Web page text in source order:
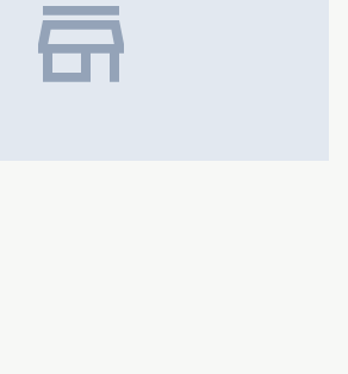
store